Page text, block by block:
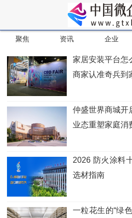
聚焦 资讯 企业
家居安装平台怎
商家认准奇兵到
仲盛世界商城开
业态重塑家庭消
2026 防火涂料
选材指南
一粒花生的“绿